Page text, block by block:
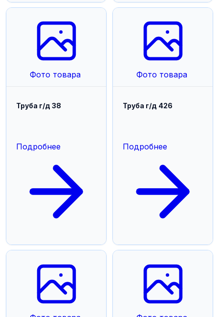
Фото товара
Труба г/д 38
Подробнее
Фото товара
Труба г/д 426
Подробнее